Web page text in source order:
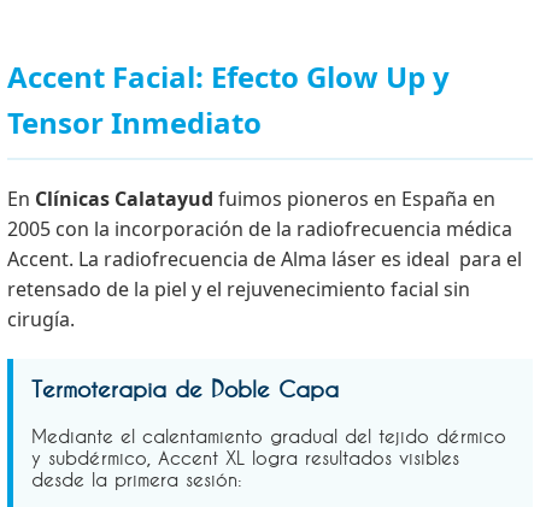
Accent Facial: Efecto Glow Up y
Tensor Inmediato
En Clínicas Calatayud fuimos pioneros en España en
2005 con la incorporación de la radiofrecuencia médica
Accent. La radiofrecuencia de Alma láser es ideal para el
retensado de la piel y el rejuvenecimiento facial sin
cirugía.
Termoterapia de Doble Capa
Mediante el calentamiento gradual del tejido dérmico
y subdérmico, Accent XL logra resultados visibles
desde la primera sesión: